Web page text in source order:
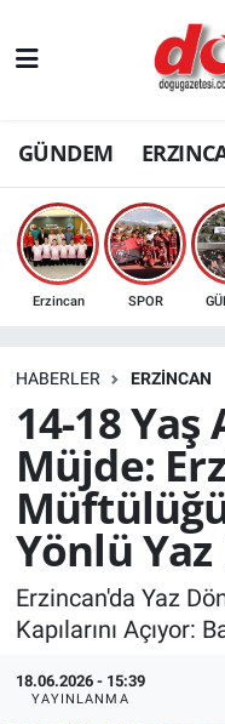
GÜNDEM
Erzincan SPOR
HABERLER ERZINCAN
14-18 Yaş
Müjde:
Yönlü Yaz
Erzincan'da Yaz
Kapılarını Açıyor:
18.06.2026 - 15:39
YAYINLANMA
ERZINCAN
GÜNDEM
ERZİNCAN
SAĞLIK
Bilim, teknoloji
GENEL
KÜLTÜR-SANAT
Yerel Haber
Politika